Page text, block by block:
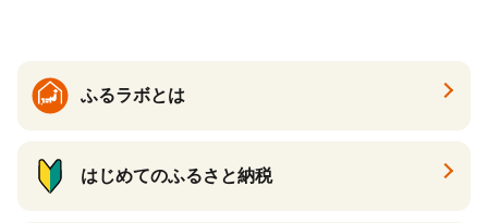
ふるラボとは
はじめてのふるさと納税